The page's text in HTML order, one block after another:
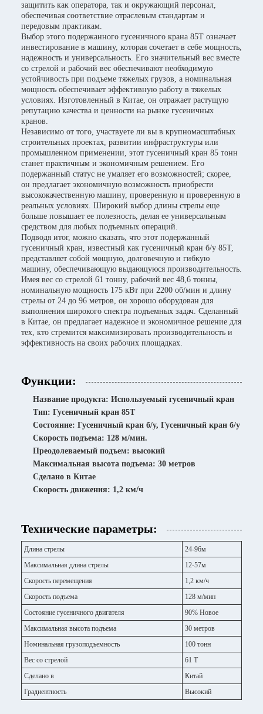
защитить как оператора, так и окружающий персонал,
обеспечивая соответствие отраслевым стандартам и
передовым практикам.
Выбор этого подержанного гусеничного крана 85T означает
инвестирование в машину, которая сочетает в себе мощность,
надежность и универсальность. Его значительный вес вместе
со стрелой и рабочий вес обеспечивают необходимую
устойчивость при подъеме тяжелых грузов, а номинальная
мощность обеспечивает эффективную работу в тяжелых
условиях. Изготовленный в Китае, он отражает растущую
репутацию качества и ценности на рынке гусеничных
кранов.
Независимо от того, участвуете ли вы в крупномасштабных
строительных проектах, развитии инфраструктуры или
промышленном применении, этот гусеничный кран 85 тонн
станет практичным и экономичным решением. Его
подержанный статус не умаляет его возможностей; скорее,
он предлагает экономичную возможность приобрести
высококачественную машину, проверенную и проверенную в
реальных условиях. Широкий выбор длины стрелы еще
больше повышает ее полезность, делая ее универсальным
средством для любых подъемных операций.
Подводя итог, можно сказать, что этот подержанный
гусеничный кран, известный как гусеничный кран б/у 85T,
представляет собой мощную, долговечную и гибкую
машину, обеспечивающую выдающуюся производительность.
Имея вес со стрелой 61 тонну, рабочий вес 48,6 тонны,
номинальную мощность 175 кВт при 2200 об/мин и длину
стрелы от 24 до 96 метров, он хорошо оборудован для
выполнения широкого спектра подъемных задач. Сделанный
в Китае, он предлагает надежное и экономичное решение для
тех, кто стремится максимизировать производительность и
эффективность на своих рабочих площадках.
Функции:
Название продукта: Используемый гусеничный кран
Тип: Гусеничный кран 85Т
Состояние: Гусеничный кран б/у, Гусеничный кран б/у
Скорость подъема: 128 м/мин.
Преодолеваемый подъем: высокий
Максимальная высота подъема: 30 метров
Сделано в Китае
Скорость движения: 1,2 км/ч
Технические параметры:
Длина стрелы
24-96м
Максимальная длина стрелы
12-57м
Скорость перемещения
1,2 км/ч
Скорость подъема
128 м/мин
Состояние гусеничного двигателя
90% Новое
Максимальная высота подъема
30 метров
Номинальная грузоподъемность
100 тонн
Вес со стрелой
61 Т
Сделано в
Китай
Градиентность
Высокий